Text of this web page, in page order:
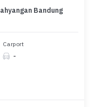
Bandung
Carport
-